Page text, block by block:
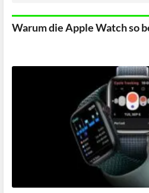
Warum die Apple Watch so